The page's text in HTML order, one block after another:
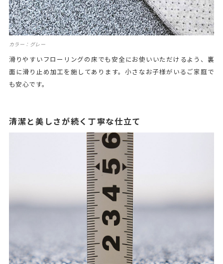
カラー：グレー
滑りやすいフローリングの床でも安全にお使いいただけるよう、裏
面に滑り止め加工を施してあります。小さなお子様がいるご家庭で
も安心です。
清潔と美しさが続く丁寧な仕立て